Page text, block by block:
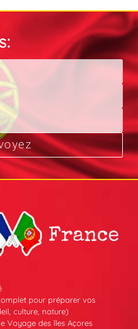
pour préparer vos
culture, nature)
Voyage des îles Açores